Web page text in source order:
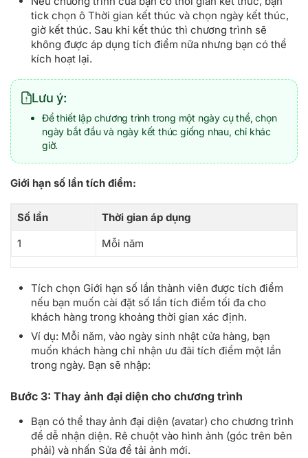
tick chọn ô Thời gian kết thúc và chọn ngày kết thúc,
giờ kết thúc. Sau khi kết thúc thì chương trình sẽ
không được áp dụng tích điểm nữa nhưng bạn có thể
kích hoạt lại.
Lưu ý:
Để thiết lập chương trình trong một ngày cụ thể, chọn
ngày bắt đầu và ngày kết thúc giống nhau, chỉ khác
giờ.
Giới hạn số lần tích điểm:
Số lần
Thời gian áp dụng
1
Mỗi năm
Tích chọn Giới hạn số lần thành viên được tích điểm
nếu bạn muốn cài đặt số lần tích điểm tối đa cho
khách hàng trong khoảng thời gian xác định.
Ví dụ: Mỗi năm, vào ngày sinh nhật cửa hàng, bạn
muốn khách hàng chỉ nhận ưu đãi tích điểm một lần
trong ngày. Bạn sẽ nhập:
Bước 3: Thay ảnh đại diện cho chương trình
Bạn có thể thay ảnh đại diện (avatar) cho chương trình
để dễ nhận diện. Rê chuột vào hình ảnh (góc trên bên
phải) và nhấn Sửa để tải ảnh mới.